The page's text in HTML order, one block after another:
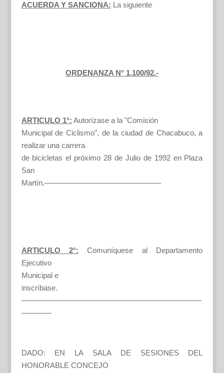
ACUERDA Y SANCIONA: La siguiente
ORDENANZA N° 1.100/92.-
ARTICULO 1°: Autorízase a la "Comisión
Municipal de Ciclismo", de la ciudad de Chacabuco, a
realizar una carrera
de bicicletas el próximo 28 de Julio de 1992 en Plaza
San
Martín.———————————————–
ARTICULO 2°: Comuníquese al Departamento
Ejecutivo
Municipal e
inscríbase.
————————————————————————
————
DADO: EN LA SALA DE SESIONES DEL
HONORABLE CONCEJO